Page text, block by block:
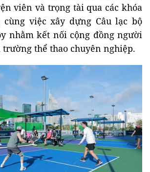
viên và trọng tài qua các khóa
cùng việc xây dựng Câu lạc bộ
nhằm kết nối cộng đồng người
thể thao chuyên nghiệp.